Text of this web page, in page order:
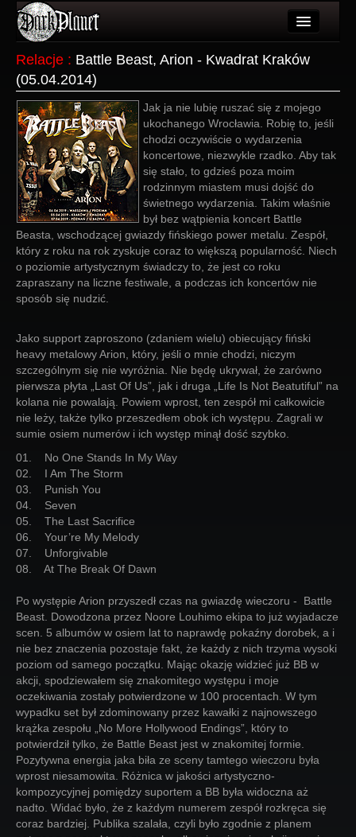
Użytkownicy
Wydarzenia
Galeria
Forum
Więcej
Login
Relacje : Battle Beast, Arion - Kwadrat Kraków
(05.04.2014)
Jak ja nie lubię ruszać się z mojego
ukochanego Wrocławia. Robię to, jeśli
chodzi oczywiście o wydarzenia
koncertowe, niezwykle rzadko. Aby tak
się stało, to gdzieś poza moim
rodzinnym miastem musi dojść do
świetnego wydarzenia. Takim właśnie
był bez wątpienia koncert Battle
Beasta, wschodzącej gwiazdy fińskiego power metalu. Zespół,
który z roku na rok zyskuje coraz to większą popularność. Niech
o poziomie artystycznym świadczy to, że jest co roku
zapraszany na liczne festiwale, a podczas ich koncertów nie
sposób się nudzić.
Jako support zaproszono (zdaniem wielu) obiecujący fiński
heavy metalowy Arion, który, jeśli o mnie chodzi, niczym
szczególnym się nie wyróżnia. Nie będę ukrywał, że zarówno
pierwsza płyta „Last Of Us”, jak i druga „Life Is Not Beatutiful” na
kolana nie powalają. Powiem wprost, ten zespół mi całkowicie
nie leży, także tylko przeszedłem obok ich występu. Zagrali w
sumie osiem numerów i ich występ minął dość szybko.
01. No One Stands In My Way
02. I Am The Storm
03. Punish You
04. Seven
05. The Last Sacrifice
06. Your’re My Melody
07. Unforgivable
08. At The Break Of Dawn
Po występie Arion przyszedł czas na gwiazdę wieczoru - Battle
Beast. Dowodzona przez Noore Louhimo ekipa to już wyjadacze
scen. 5 albumów w osiem lat to naprawdę pokaźny dorobek, a i
nie bez znaczenia pozostaje fakt, że każdy z nich trzyma wysoki
poziom od samego początku. Mając okazję widzieć już BB w
akcji, spodziewałem się znakomitego występu i moje
oczekiwania zostały potwierdzone w 100 procentach. W tym
wypadku set był zdominowany przez kawałki z najnowszego
krążka zespołu „No More Hollywood Endings”, który to
potwierdził tylko, że Battle Beast jest w znakomitej formie.
Pozytywna energia jaka biła ze sceny tamtego wieczoru była
wprost niesamowita. Różnica w jakości artystyczno-
kompozycyjnej pomiędzy suportem a BB była widoczna aż
nadto. Widać było, że z każdym numerem zespół rozkręca się
coraz bardziej. Publika szalała, czyli było zgodnie z planem